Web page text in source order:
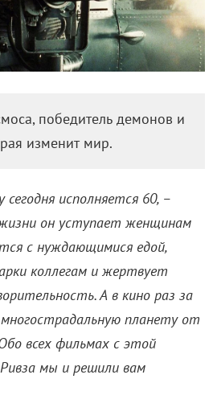
победитель демонов и
изменит мир.
исполняется 60, –
он уступает женщинам
с нуждающимися едой,
коллегам и жертвует
А в кино раз за
планету от
всех фильмах с этой
Ривза мы и решили вам